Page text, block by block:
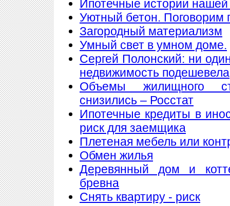
Ипотечные истории нашей
Уютный бетон. Поговорим
Загородный материализм
Умный свет в умном доме.
Сергей Полонский: ни
недвижимость подешевела
Объемы жилищного
снизились – Росстат
Ипотечные кредиты в
риск для заемщика
Плетеная мебель или
Обмен жилья
Деревянный дом и
бревна
Снять квартиру - риск